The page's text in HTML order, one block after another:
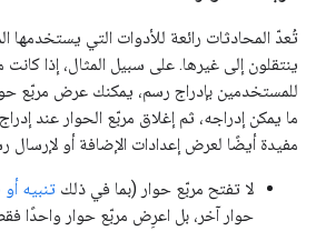
تُعدّ المحادثات رائعة للأدوات التي
ينتقلون إلى غيرها. على سبيل المثال، إذا
للمستخدمين بإدراج رسم، يمكنك عرض مربّع
ما يمكن إدراجه، ثم إغلاق مربّع الحوار عند
مفيدة أيضًا لعرض إعدادات الإضافة أو لإرسال
لا تفتح مربّع حوار (بما في ذلك تنبيه
حوار آخر، بل اعرِض مربّع حوار واحدًا